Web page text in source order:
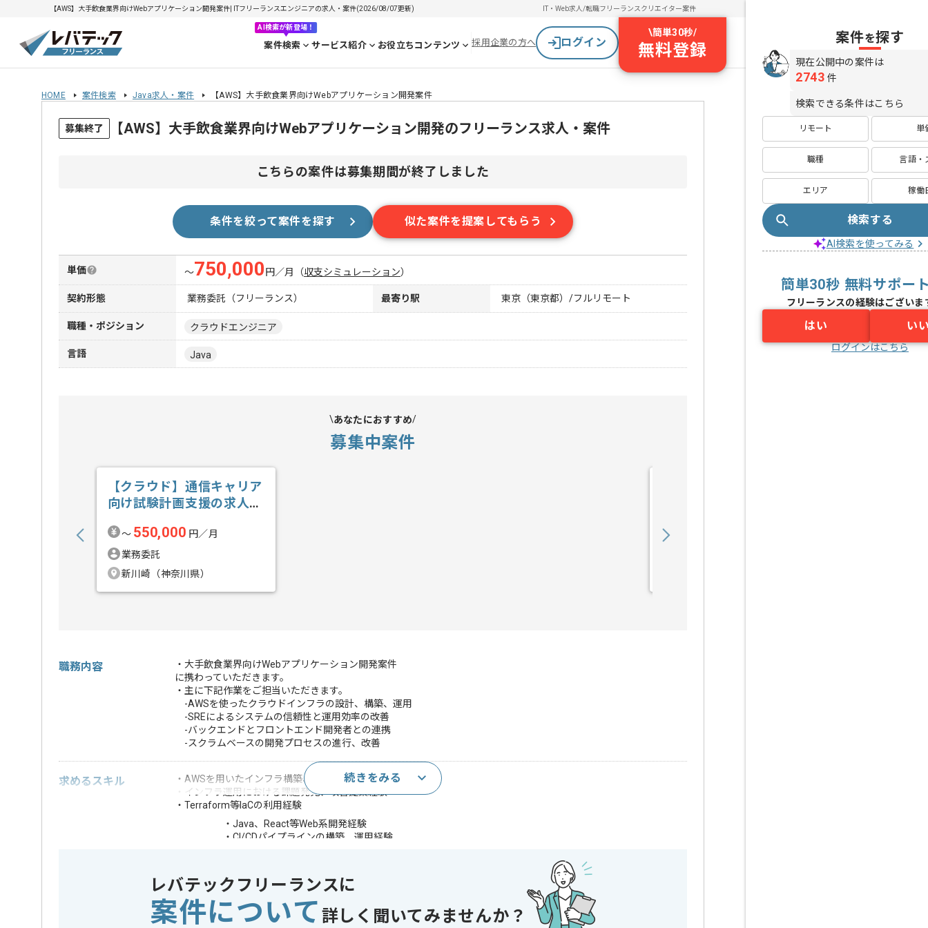
【AWS】大手飲食業界向けWebアプリケーション開発案件| ITフリーランスエンジニアの求人・案件(2026/08/07更新) IT・Web求人/転職フリーランスクリエイター案件
AI検索が新登場！
案件検索 サービス紹介 お役立ちコンテンツ 採用企業の方へ ログイン
\簡単30秒/
無料登録
HOME 案件検索 Java求人・案件 【AWS】大手飲食業界向けWebアプリケーション開発案件
募集終了 【AWS】大手飲食業界向けWebアプリケーション開発のフリーランス求人・案件
こちらの案件は募集期間が終了しました
条件を絞って案件を探す 似た案件を提案してもらう
単価 〜750,000 円／月 （収支シミュレーション）
契約形態 業務委託（フリーランス） 最寄り駅 東京（東京都）/フルリモート
職種・ポジション クラウドエンジニア
言語 Java
あなたにおすすめ
募集中案件
【クラウド】通信キャリア
向け試験計画支援の求人・
〜 550,000 円／月
業務委託
新川崎（神奈川県）
職務内容
・大手飲食業界向けWebアプリケーション開発案件
に携わっていただきます。
・主に下記作業をご担当いただきます。
-AWSを使ったクラウドインフラの設計、構築、運用
-SREによるシステムの信頼性と運用効率の改善
-バックエンドとフロントエンド開発者との連携
-スクラムベースの開発プロセスの進行、改善
求めるスキル
・AWSを用いたインフラ構築、運用経験(3年以上)
・インフラ運用における課題発見、改善提案経験
・Terraform等IaCの利用経験
・Java、React等Web系開発経験
・CI/CDパイプラインの構築、運用経験
・AWS資格
※上記に似た経験やスキルをお持ちであれば申し込み可能なケースもございます！まずはお気軽にご相談ください！
続きをみる
レバテックフリーランスに
案件について 詳しく聞いてみませんか？
案件を探す
現在公開中の案件は
2743 件
検索できる条件はこちら
リモート 単
職種 言語・
エリア 稼働
検索する
AI検索を使ってみる
簡単30秒 無料サポー
フリーランスの経験はございま
はい い
ログインはこちら